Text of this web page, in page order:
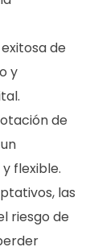
de
y
de
flexible.
las
riesgo de